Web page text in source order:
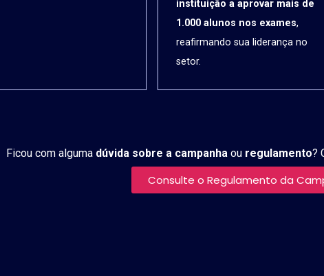
instituição a aprovar mais de
1.000 alunos nos exames,
reafirmando sua liderança no
setor.
Ficou com alguma dúvida sobre a campanhaou regulamento?
Consulte o Regulamento da